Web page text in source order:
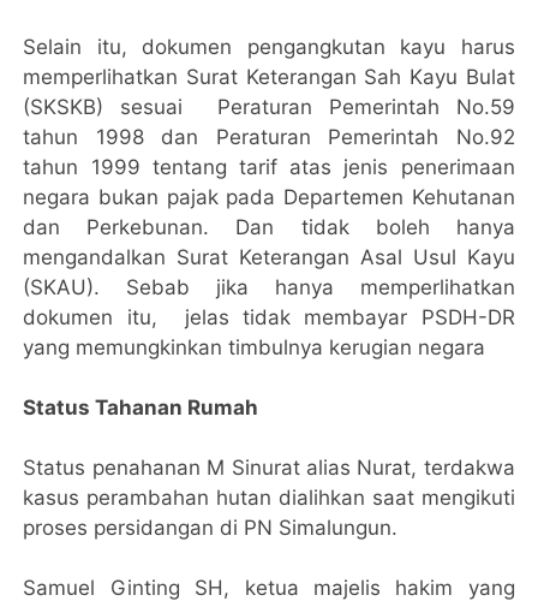
Selain itu, dokumen pengangkutan kayu harus
memperlihatkan Surat Keterangan Sah Kayu Bulat
(SKSKB) sesuai Peraturan Pemerintah No.59
tahun 1998 dan Peraturan Pemerintah No.92
tahun 1999 tentang tarif atas jenis penerimaan
negara bukan pajak pada Departemen Kehutanan
dan Perkebunan. Dan tidak boleh hanya
mengandalkan Surat Keterangan Asal Usul Kayu
(SKAU). Sebab jika hanya memperlihatkan
dokumen itu, jelas tidak membayar PSDH-DR
yang memungkinkan timbulnya kerugian negara
Status Tahanan Rumah
Status penahanan M Sinurat alias Nurat, terdakwa
kasus perambahan hutan dialihkan saat mengikuti
proses persidangan di PN Simalungun.
Samuel Ginting SH, ketua majelis hakim yang